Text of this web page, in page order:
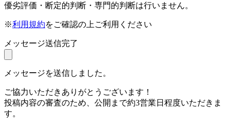
優劣評価・断定的判断・専門的判断は行いません。
※利用規約をご確認の上ご利用ください
メッセージ送信完了
メッセージを送信しました。
ご協力いただきありがとうございます！
投稿内容の審査のため、公開まで約3営業日程度いただきま
す。